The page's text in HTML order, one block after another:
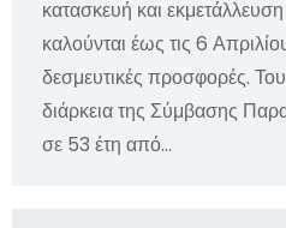
κατασκευή και
καλούνται έως τις 6
δεσμευτικές προσφορές.
διάρκεια της Σύμβασης
σε 53 έτη από…